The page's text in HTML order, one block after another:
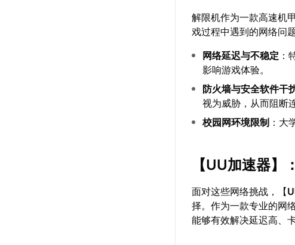
解限机作为一款高速机
戏过程中遇到的网络问
网络延迟与不稳定 ：
影响游戏体验。
防火墙与安全软件干
视为威胁，从而阻断
校园网环境限制 ：大
【UU加速器】
面对这些网络挑战，【
择。作为一款专业的网
能够有效解决延迟高、